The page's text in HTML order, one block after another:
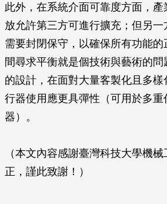
此外，在系統介面可靠度方面，
放允許第三方可進行擴充；但另
需要封閉保守，以確保所有功能
間尋求平衡就是個技術與藝術的
的設計，在面對大量客製化且多
行器使用應更具彈性（可用於多
器）。
（本文內容感謝臺灣科技大學機
正，謹此致謝！）